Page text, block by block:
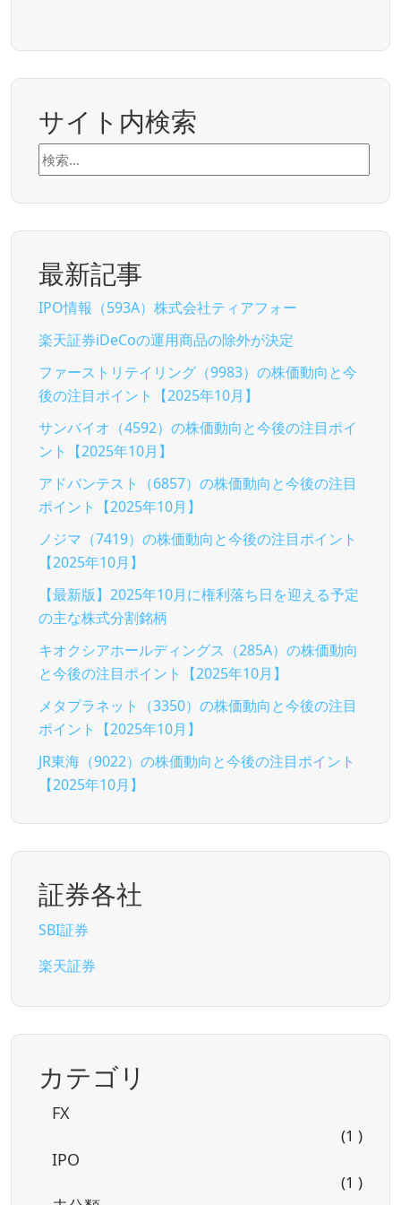
サイト内検索
検
索:
最新記事
IPO情報（593A）株式会社ティアフォー
楽天証券iDeCoの運用商品の除外が決定
ファーストリテイリング（9983）の株価動向と今
後の注目ポイント【2025年10月】
サンバイオ（4592）の株価動向と今後の注目ポイ
ント【2025年10月】
アドバンテスト（6857）の株価動向と今後の注目
ポイント【2025年10月】
ノジマ（7419）の株価動向と今後の注目ポイント
【2025年10月】
【最新版】2025年10月に権利落ち日を迎える予定
の主な株式分割銘柄
キオクシアホールディングス（285A）の株価動向
と今後の注目ポイント【2025年10月】
メタプラネット（3350）の株価動向と今後の注目
ポイント【2025年10月】
JR東海（9022）の株価動向と今後の注目ポイント
【2025年10月】
証券各社
SBI証券
楽天証券
カテゴリ
FX
(1 )
IPO
(1 )